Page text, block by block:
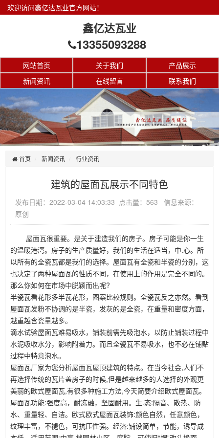
欢迎访问鑫亿达瓦业官方网站！
鑫亿达瓦业
13355093288
网站首页 关于我们
产品展示
新闻资讯
在线留言 联系我们
首页 新闻资讯 行业资讯
建筑的屋面瓦展示不同特色
发布日期：2022-03-04 14:03:33 点击量：563 信息来源：
原创
屋面瓦很重要。是关于建造我们的房子。房子可能是你一生
的温暖港湾。房子的生产质量好，我们的生活在适当，中.心。所
以所有的全瓷瓦都是我们的选择。屋面瓦有全瓷和半瓷的分别，这
也决定了两种屋面瓦的性质不同，在使用上的作用是完全不同的。
那么你如何在市场中脱颖而出呢?
半瓷瓦看花形多半瓦花形，图案比较规则。全瓷瓦反之亦然。看到
屋面瓦发粉不协调的是半瓷，发灰的是全瓷，在重量和密度方面，
越重越含瓷量越多。
滴水试验屋面瓦难易吸水，铺装前需先吸泡水，以防止铺装过程中
水泥吸收水分，影响附着力。而且全瓷瓦不易吸水，也不必在铺贴
过程中特意泡水。
屋面瓦厂家为您分析屋面瓦屋顶建筑的特点。在当今社会,人们不
再选择传统的瓦片盖房子的时候,但是越来越多的人选择的外观更
美丽的欧式屋面瓦,有很多种施工方法,今天简要介绍欧式屋面瓦。
屋面瓦功能:强度高，耐冻融，坚固耐用。生.态:隔音、散热、防
水、重量轻、自洁。欧式欧式屋面瓦装饰:颜色自然，任意颜色，
纹理丰富，不褪色，可抗压性强。经济:铺设简单，节能，诱导成